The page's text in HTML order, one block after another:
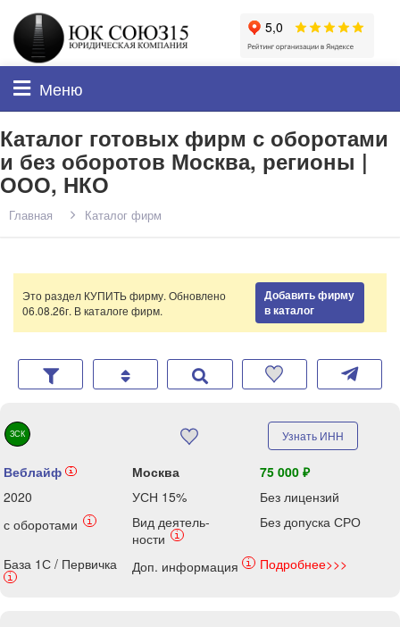
Меню
Каталог готовых фирм с оборотами
и без оборотов Москва, регионы |
ООО, НКО
Главная Каталог фирм
Это раздел КУПИТЬ фирму. Обновлено
06.08.26г. В каталоге фирм.
Добавить фирму
в каталог
ЗСК Узнать ИНН
Веблайф i Москва
75 000 ₽
2020
УСН 15%
Без лицензий
с оборотами
i
Вид деятель-
ности
i
Без допуска СРО
База 1С / Первичка
i
Доп. информация i Подробнее>>>